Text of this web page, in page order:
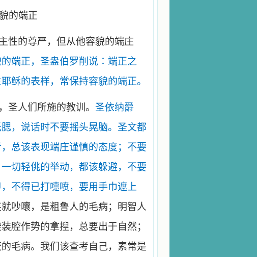
的端正
性的尊严，但从他容貌的端庄
端正，圣盎伯罗削说∶端正之
稣的表样，常保持容貌的端正。
圣人们所施的教训。 圣依纳爵
，说话时不要摇头晃脑。圣文都
总该表现端庄谨慎的态度；不要
切轻佻的举动，都该躲避，不要
不得已打嚏喷，要用手巾遮上
吵嚷，是粗鲁人的毛病；明智人
腔作势的拿揑，总要出于自然；
毛病。我们该查考自己，素常是